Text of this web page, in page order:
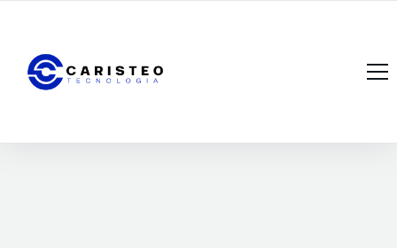
A Caristeo Tecnologia